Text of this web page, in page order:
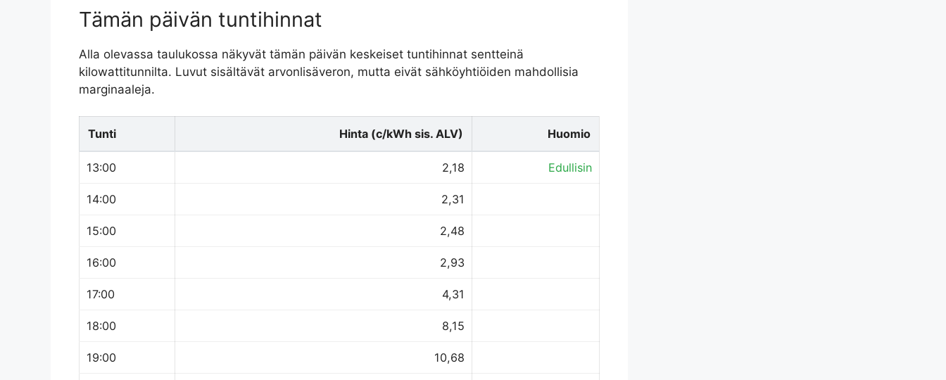
Tämän päivän tuntihinnat
Alla olevassa taulukossa näkyvät tämän päivän keskeiset tuntihinnat sentteinä
kilowattitunnilta. Luvut sisältävät arvonlisäveron, mutta eivät sähköyhtiöiden mahdollisia
marginaaleja.
Tunti Hinta (c/kWh sis. ALV) Huomio
13:00 2,18 Edullisin
14:00 2,31
15:00 2,48
16:00 2,93
17:00 4,31
18:00 8,15
19:00 10,68